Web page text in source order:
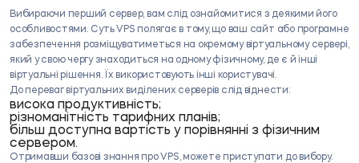
Вибираючи перший сервер, вам слід ознайомитися з деякими його
особливостями. Суть VPS полягає в тому, що ваш сайт або програмне
забезпечення розміщуватиметься на окремому віртуальному сервері,
який у свою чергу знаходиться на одному фізичному, де є й інші
віртуальні рішення. Їх використовують інші користувачі.
До переваг віртуальних виділених серверів слід віднести:
висока продуктивність;
різноманітність тарифних планів;
більш доступна вартість у порівнянні з фізичним
сервером.
Отримавши базові знання про VPS, можете приступати до вибору.